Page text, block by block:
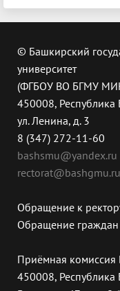
© Башкирский
университет
(ФГБОУ ВО БГМУ
450008, Республика
ул. Ленина, д. 3
8 (347) 272-11-60
bashsmu@yandex.ru
rectorat@bashgmu.ru
Обращение к
Обращение граждан
Приёмная
450008, Республика